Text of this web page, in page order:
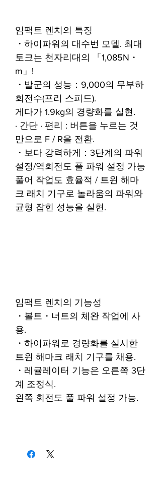
임팩트 렌치의 특징
・하이파워의 대수번 모델. 최대
토크는 천자리대의 「1,085N・
m」!
・발군의 성능：9,000의 무부하
회전수(프리 스피드).
게다가 1.9kg의 경량화를 실현.
· 간단 · 편리 : 버튼을 누르는 것
만으로 F / R을 전환.
・보다 강력하게：3단계의 파워
설정/역회전도 풀 파워 설정 가능
풀어 작업도 효율적 / 트윈 해마
크 래치 기구로 놀라움의 파워와
균형 잡힌 성능을 실현.
임팩트 렌치의 기능성
・볼트・너트의 체완 작업에 사
용.
・하이파워로 경량화를 실시한
트윈 해마크 래치 기구를 채용.
・레귤레이터 기능은 오른쪽 3단
계 조정식.
왼쪽 회전도 풀 파워 설정 가능.